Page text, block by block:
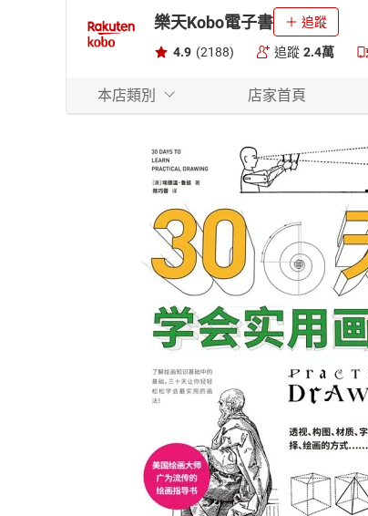
樂天Kobo電子書 追蹤
4.9 (2188) 追蹤 2.4萬
本店類別 店家首頁